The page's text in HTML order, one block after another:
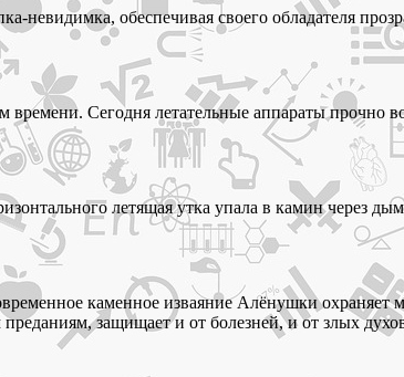
невидимка, обеспечивая своего обладателя
Сегодня летательные аппараты прочно
летящая утка упала в камин через
каменное изваяние Алёнушки охраняет
защищает и от болезней, и от злых